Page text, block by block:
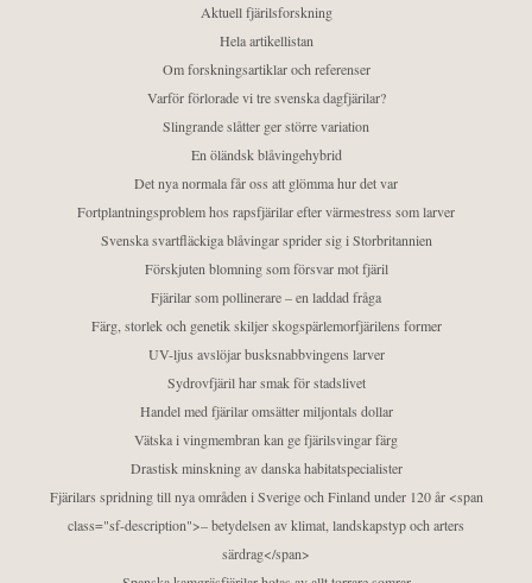
Aktuell fjärilsforskning
Hela artikellistan
Om forskningsartiklar och referenser
Varför förlorade vi tre svenska dagfjärilar?
Slingrande slåtter ger större variation
En öländsk blåvingehybrid
Det nya normala får oss att glömma hur det var
Fortplantningsproblem hos rapsfjärilar efter värmestress som larver
Svenska svartfläckiga blåvingar sprider sig i Storbritannien
Förskjuten blomning som försvar mot fjäril
Fjärilar som pollinerare – en laddad fråga
Färg, storlek och genetik skiljer skogspärlemorfjärilens former
UV-ljus avslöjar busksnabbvingens larver
Sydrovfjäril har smak för stadslivet
Handel med fjärilar omsätter miljontals dollar
Vätska i vingmembran kan ge fjärilsvingar färg
Drastisk minskning av danska habitatspecialister
Fjärilars spridning till nya områden i Sverige och Finland under 120 år <span
class="sf-description">– betydelsen av klimat, landskapstyp och arters
särdrag</span>